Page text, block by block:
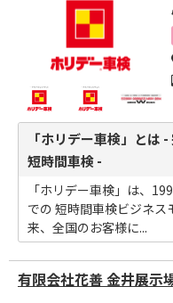
「ホリデー車検」とは
短時間車検 -
「ホリデー車検」は、
での 短時間車検ビジネ
来、全国のお客様に...
有限会社花善 金井展示